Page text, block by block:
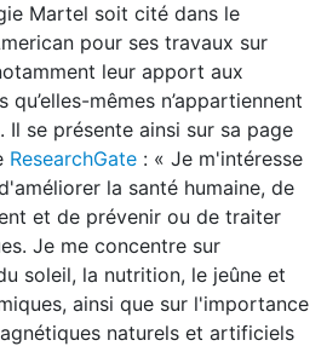
Martel soit cité dans le
pour ses travaux sur
leur apport aux
mêmes n’appartiennent
Il se présente ainsi sur sa page
ResearchGate : « Je m'intéresse
la santé humaine, de
et de prévenir ou de traiter
Je me concentre sur
soleil, la nutrition, le jeûne et
ainsi que sur l'importance
naturels et artificiels